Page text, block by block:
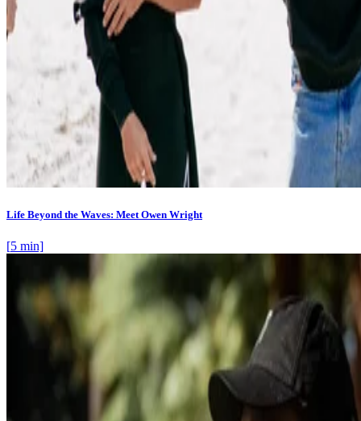
Life Beyond the Waves: Meet Owen Wright
[5 min]